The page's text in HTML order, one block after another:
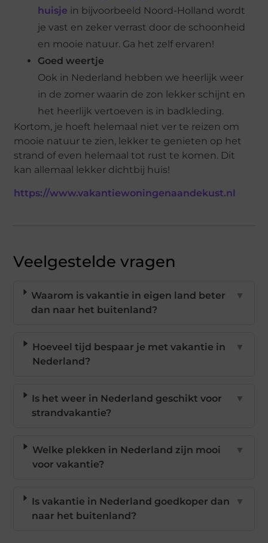
huisje in bijvoorbeeld Noord-Holland wordt
je vast en zeker verrast door de schoonheid
en mooie natuur. Ga het zelf ervaren!
Goed weertje
Ook in Nederland hebben we heerlijk weer
in de zomer waarin de zon lekker schijnt en
het heerlijk vertoeven is in badkleding.
Kortom, je hoeft helemaal niet ver te reizen om
mooie natuur te zien, lekker te genieten op het
strand of even helemaal tot rust te komen. Dit
kan allemaal lekker dichtbij huis!
https://www.vakantiewoningenaandekust.nl
Veelgestelde vragen
Waarom is vakantie in eigen land beter
dan naar het buitenland?
▼
Hoeveel tijd bespaar je met vakantie in
Nederland?
▼
Is het weer in Nederland geschikt voor
strandvakantie?
▼
Welke plekken in Nederland zijn mooi
voor vakantie?
▼
Is vakantie in Nederland goedkoper dan
naar het buitenland?
▼